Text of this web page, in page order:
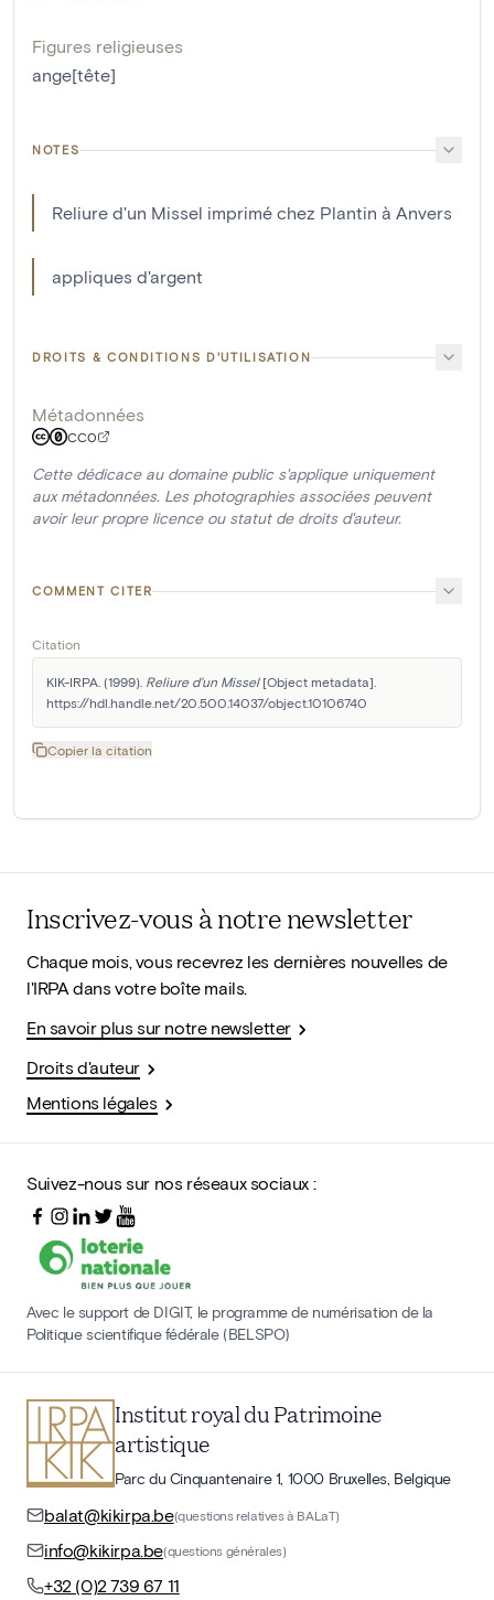
Figures religieuses
ange[tête]
NOTES
Reliure d'un Missel imprimé chez Plantin à Anvers
appliques d'argent
DROITS & CONDITIONS D'UTILISATION
Métadonnées
CC0
Cette dédicace au domaine public s'applique uniquement
aux métadonnées. Les photographies associées peuvent
avoir leur propre licence ou statut de droits d'auteur.
COMMENT CITER
Citation
KIK-IRPA. (1999). Reliure d'un Missel [Object metadata].
https://hdl.handle.net/20.500.14037/object.10106740
Copier la citation
Inscrivez-vous à notre newsletter
Chaque mois, vous recevrez les dernières nouvelles de
l'IRPA dans votre boîte mails.
En savoir plus sur notre newsletter
Droits d'auteur
Mentions légales
Suivez-nous sur nos réseaux sociaux :
Avec le support de DIGIT, le programme de numérisation de la
Politique scientifique fédérale (BELSPO)
Institut royal du Patrimoine
artistique
Parc du Cinquantenaire 1, 1000 Bruxelles, Belgique
balat@kikirpa.be(questions relatives à BALaT)
info@kikirpa.be(questions générales)
+32 (0)2 739 67 11